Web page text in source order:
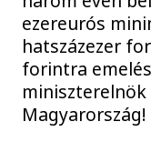
ezereurós
hatszázezer
forintra
miniszterelnök